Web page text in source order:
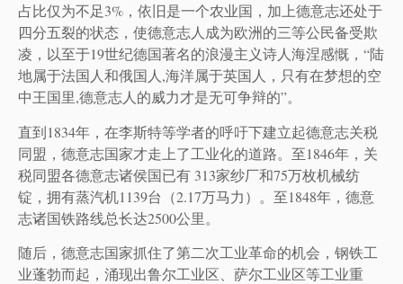
占比仅为不足3%，依旧是一个农业国，加上德意志还处于
四分五裂的状态，使德意志人成为欧洲的三等公民备受欺
凌，以至于19世纪德国著名的浪漫主义诗人海涅感慨，“陆
地属于法国人和俄国人,海洋属于英国人，只有在梦想的空
中王国里,德意志人的威力才是无可争辩的”。
直到1834年，在李斯特等学者的呼吁下建立起德意志关税
同盟，德意志国家才走上了工业化的道路。至1846年，关
税同盟各德意志诸侯国已有 313家纱厂和75万枚机械纺
锭，拥有蒸汽机1139台（2.17万马力）。至1848年，德意
志诸国铁路线总长达2500公里。
随后，德意志国家抓住了第二次工业革命的机会，钢铁工
业蓬勃而起，涌现出鲁尔工业区、萨尔工业区等工业重